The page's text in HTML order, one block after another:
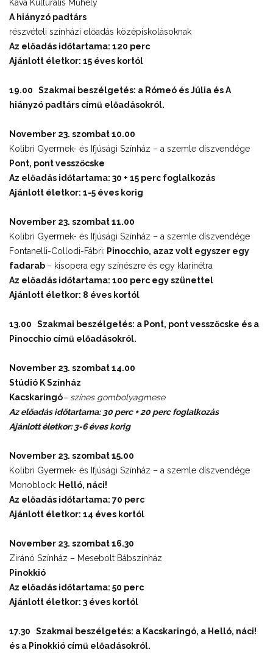
Káva Kulturális Műhely
A hiányzó padtárs
részvételi színházi előadás középiskolásoknak
Az előadás időtartama: 120 perc
Ajánlott életkor: 15 éves kortól
19.00 Szakmai beszélgetés: a Rómeó és Júlia ésA
hiányzó padtárs című előadásokról.
November 23. szombat 10.00
Kolibri Gyermek- és Ifjúsági Színház – a szemle díszvendége
Pont, pont vesszőcske
Az előadás időtartama: 30 + 15 perc foglalkozás
Ajánlott életkor: 1-5 éves korig
November 23. szombat 11.00
Kolibri Gyermek- és Ifjúsági Színház – a szemle díszvendége
Fontanelli-Collodi-Fábri: Pinocchio, azaz volt egyszer egy
fadarab – kisopera egy színészre és egy klarinétra
Az előadás időtartama: 100 perc egy szünettel
Ajánlott életkor: 8 éves kortól
13.00 Szakmai beszélgetés: a Pont, pont vesszőcske és a
Pinocchio című előadásokról.
November 23. szombat 14.00
Stúdió K Színház
Kacskaringó– színes gombolyagmese
Az előadás időtartama: 30 perc + 20 perc foglalkozás
Ajánlott életkor: 3-6 éves korig
November 23. szombat 15.00
Kolibri Gyermek- és Ifjúsági Színház – a szemle díszvendége
Monoblock: Helló, náci!
Az előadás időtartama: 70 perc
Ajánlott életkor: 14 éves kortól
November 23. szombat 16.30
Ziránó Színház – Mesebolt Bábszínház
Pinokkió
Az előadás időtartama: 50 perc
Ajánlott életkor: 3 éves kortól
17.30 Szakmai beszélgetés: a Kacskaringó, a Helló, náci!
és a Pinokkió című előadásokról.